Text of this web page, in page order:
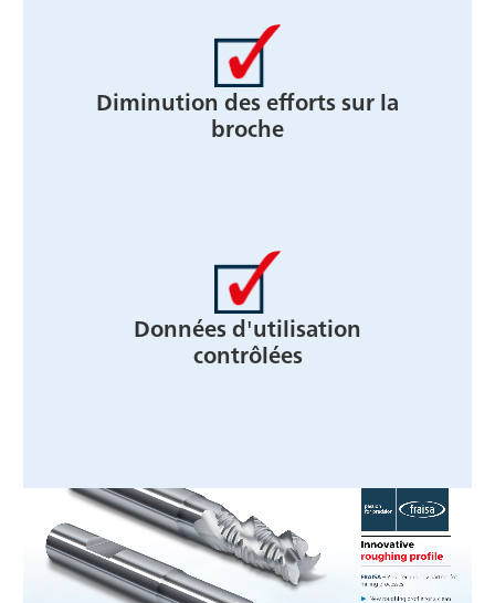
Diminution des efforts sur la
broche
Données d'utilisation
contrôlées